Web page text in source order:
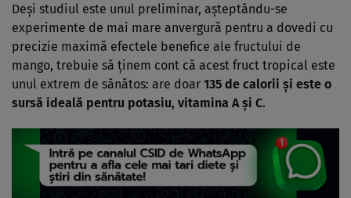
Deşi studiul este unul preliminar, aşteptându-se
experimente de mai mare anvergură pentru a dovedi cu
precizie maximă efectele benefice ale fructului de
mango, trebuie să ţinem cont că acest fruct tropical este
unul extrem de sănătos: are doar 135 de calorii şi este o
sursă ideală pentru potasiu, vitamina A şi C.